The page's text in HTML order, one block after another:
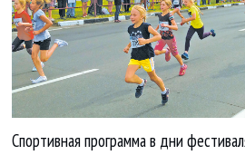
Спортивная программа в дни